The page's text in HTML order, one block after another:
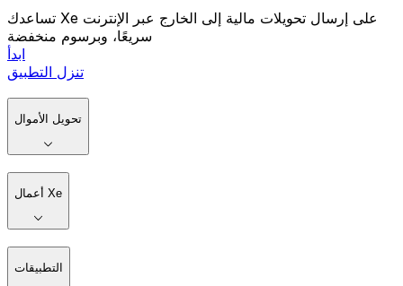
تساعدك Xe على إرسال تحويلات مالية إلى الخارج عبر الإنترنت
سريعًا، وبرسوم منخفضة
ابدأ
تنزل التطبيق
تحويل الأموال
أعمال Xe
التطبيقات